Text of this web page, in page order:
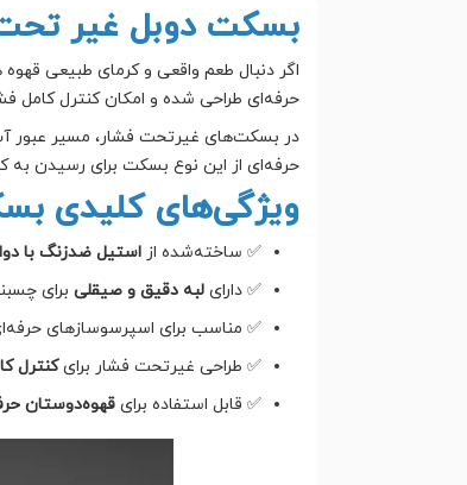
بسکت دوبل غیر تحت فشار سایز ۵۸؛
اگر دنبال طعم واقعی و کرمای طبیعی
حرفه‌ای طراحی شده و امکان کنترل کامل
در بسکت‌های غیرتحت فشار، مسیر عبور
حرفه‌ای از این نوع بسکت برای رسیدن به
ویژگی‌های کلیدی
✅ ساخته‌شده از استیل ضدزنگ با
✅ دارای لبه دقیق و صیقلیبرای
✅ مناسب برای اسپرسوسازهای
✅ طراحی غیرتحت فشار برایکنترل
✅ قابل استفاده برای قهوه‌دوستان